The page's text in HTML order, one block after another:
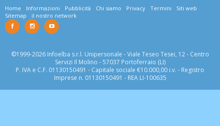
Home
Informazioni Pubblicità Chi siamo Privacy Termini
Siti web
Sitemap
il nostro network
©1999-2026 Infoelba s.r.l. Unipersonale - Viale Teseo Tesei, 12 - Centro
Servizi Il Molino - 57037 Portoferraio (LI)
P. IVA e C.F. 01130150491 - Capitale sociale €10.000,00 i.v. - Registro
Imprese n. 01130150491 - REA LI-100635